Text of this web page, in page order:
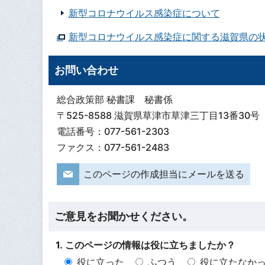
新型コロナウイルス感染症について
新型コロナウイルス感染症に関する滋賀県の
お問い合わせ
総合政策部 秘書課 秘書係
〒525-8588 滋賀県草津市草津三丁目13番30号
電話番号：077-561-2303
ファクス：077-561-2483
このページの作成担当にメールを送る
ご意見をお聞かせください。
1. このページの情報は役に立ちましたか？
役に立った
ふつう
役に立たなか